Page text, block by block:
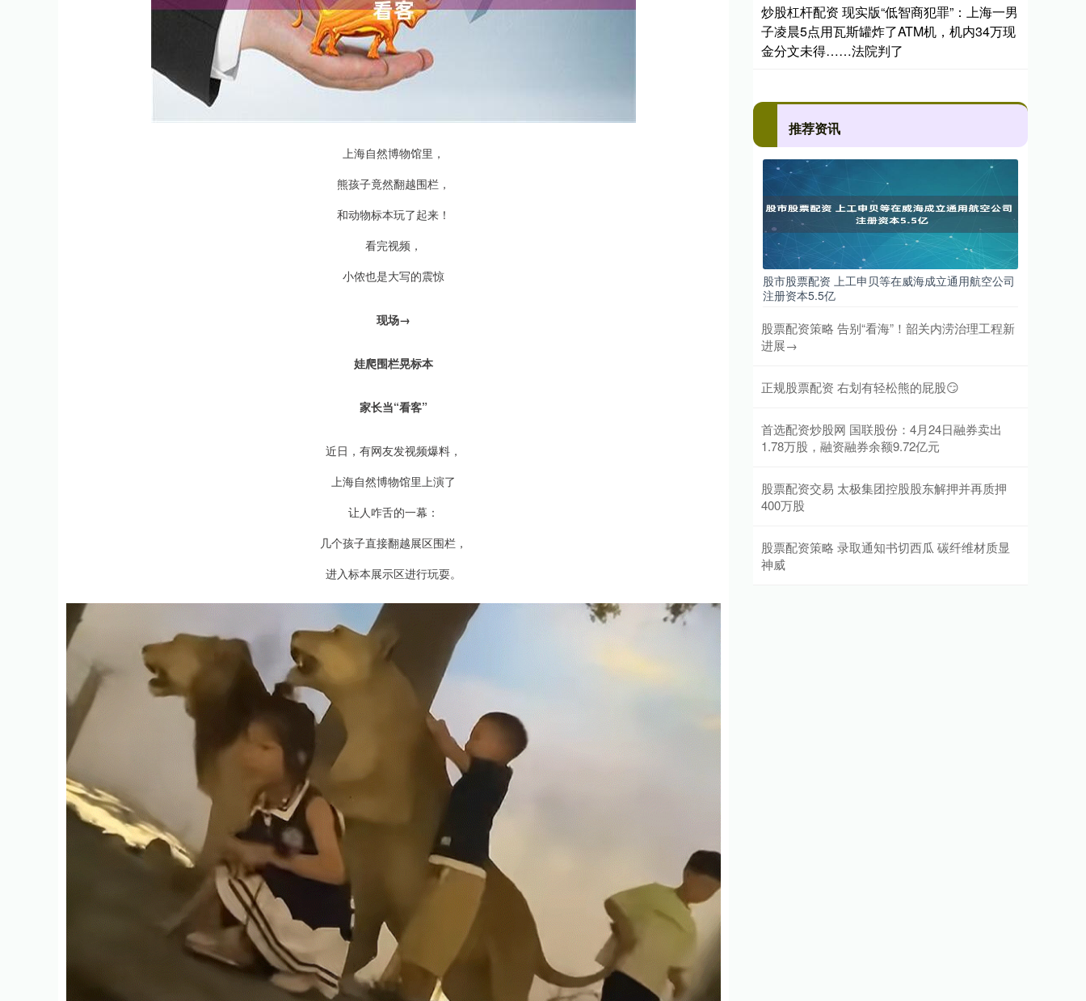
上海自然博物馆里，
熊孩子竟然翻越围栏，
和动物标本玩了起来！
看完视频，
小侬也是大写的震惊
现场→
娃爬围栏晃标本
家长当“看客”
近日，有网友发视频爆料，
上海自然博物馆里上演了
让人咋舌的一幕：
几个孩子直接翻越展区围栏，
进入标本展示区进行玩耍。
炒股杠杆配资 现实版“低智商犯罪”：上海一男
子凌晨5点用瓦斯罐炸了ATM机，机内34万现
金分文未得……法院判了
推荐资讯
股市股票配资 上工申贝等在威海成立通用航空公司
注册资本5.5亿
股票配资策略 告别“看海”！韶关内涝治理工程新
进展→
正规股票配资 右划有轻松熊的屁股😏
首选配资炒股网 国联股份：4月24日融券卖出
1.78万股，融资融券余额9.72亿元
股票配资交易 太极集团控股股东解押并再质押
400万股
股票配资策略 录取通知书切西瓜 碳纤维材质显
神威